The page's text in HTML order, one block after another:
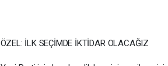
ÖZEL: İLK SEÇİMDE İKTİDAR OLACAĞIZ